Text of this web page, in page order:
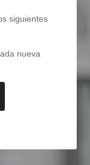
siguientes
nueva